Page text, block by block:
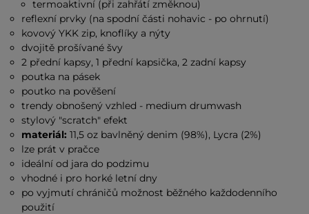
termoaktivní (při zahřátí změknou)
reflexní prvky (na spodní části nohavic - po ohrnutí)
kovový YKK zip, knoflíky a nýty
dvojitě prošívané švy
2 přední kapsy, 1 přední kapsička, 2 zadní kapsy
poutka na pásek
poutko na pověšení
trendy obnošený vzhled - medium drumwash
stylový "scratch" efekt
materiál: 11,5 oz bavlněný denim (98%), Lycra (2%)
lze prát v pračce
ideální od jara do podzimu
vhodné i pro horké letní dny
po vyjmutí chráničů možnost běžného každodenního
použití